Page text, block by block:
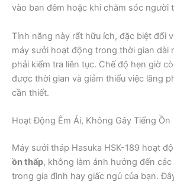
vào ban đêm hoặc khi chăm sóc người
Tính năng này rất hữu ích, đặc biệt đối
máy sưởi hoạt động trong thời gian dài
phải kiểm tra liên tục. Chế độ hẹn giờ
được thời gian và giảm thiểu việc lãng
cần thiết.
Hoạt Động Êm Ái, Không Gây Tiếng Ồn
Máy sưởi tháp Hasuka HSK-189 hoạt
ồn thấp, không làm ảnh hưởng đến
trong gia đình hay giấc ngủ của bạn.